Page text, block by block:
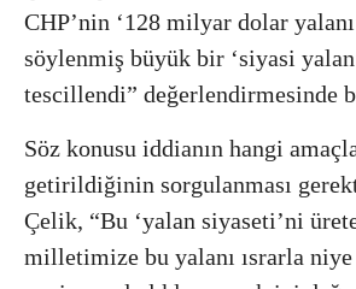
CHP’nin ‘128 milyar dolar
söylenmiş büyük bir ‘siyasi
tescillendi” değerlendirmesinde
Söz konusu iddianın hangi
getirildiğinin sorgulanması
Çelik, “Bu ‘yalan siyaseti’ni
milletimize bu yalanı ısrarla